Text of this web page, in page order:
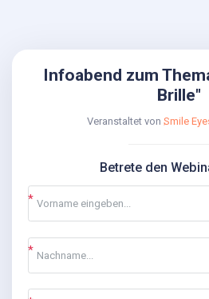
Infoabend zum
Brille"
Veranstaltet von Smile
Betrete den